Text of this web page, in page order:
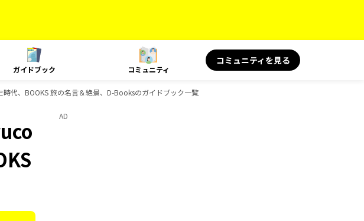
ガイドブック コミュニティ
コミュニティを見る
代、BOOKS 旅の名言＆絶景、D-Booksのガイドブック一覧
AD